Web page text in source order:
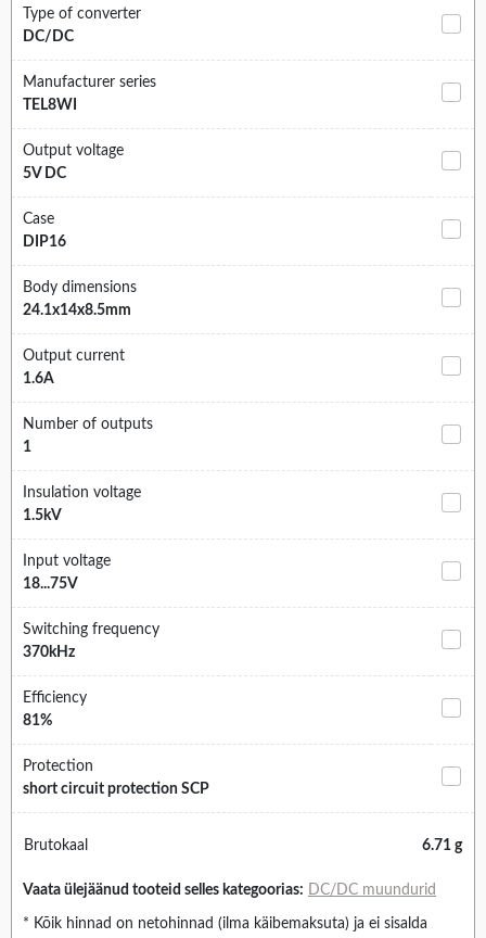
Type of converter
DC/DC
Manufacturer series
TEL8WI
Output voltage
5V DC
Case
DIP16
Body dimensions
24.1x14x8.5mm
Output current
1.6A
Number of outputs
1
Insulation voltage
1.5kV
Input voltage
18...75V
Switching frequency
370kHz
Efficiency
81%
Protection
short circuit protection SCP
Brutokaal 6.71 g
Vaata ülejäänud tooteid selles kategoorias: DC/DC muundurid
* Kõik hinnad on netohinnad (ilma käibemaksuta) ja ei sisalda